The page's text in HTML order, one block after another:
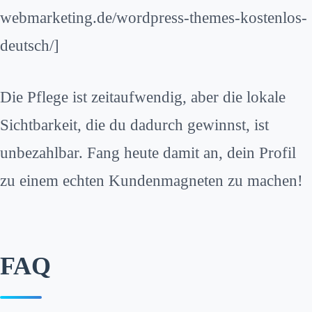
webmarketing.de/wordpress-themes-kostenlos-
deutsch/]
Die Pflege ist zeitaufwendig, aber die lokale
Sichtbarkeit, die du dadurch gewinnst, ist
unbezahlbar. Fang heute damit an, dein Profil
zu einem echten Kundenmagneten zu machen!
FAQ